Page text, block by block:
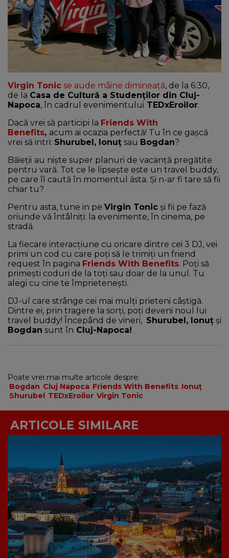
NEWS
CONTUL MEU
Virgin Tonic se aude mâine dimineață, de la 6:30,
de la Casa de Cultură a Studenților din Cluj-
Napoca, în cadrul evenimentului TEDxEroilor.
Dacă vrei să participi la Friends With
Benefits, acum ai ocazia perfectă! Tu în ce gașcă
vrei să intri: Shurubel, Ionuț sau Bogdan?
Băieții au niște super planuri de vacanță pregătite
pentru vară. Tot ce le lipsește este un travel buddy,
pe care îl caută în momentul ăsta. Și n-ar fi tare să fii
chiar tu?
Pentru asta, tune in pe Virgin Tonic și fii pe fază
oriunde vă întâlniți: la evenimente, în cinema, pe
stradă.
La fiecare interacțiune cu oricare dintre cei 3 DJ, vei
primi un cod cu care poți să le trimiți un friend
request în pagina Friends With Benefits. Poți să
primești coduri de la toți sau doar de la unul. Tu
alegi cu cine te împrietenești.
DJ-ul care strânge cei mai mulți prieteni câștigă.
Dintre ei, prin tragere la sorți, poți deveni noul lui
travel buddy! Începând de vineri, Shurubel, Ionuț și
Bogdan sunt în Cluj-Napoca!
Poate vrei mai multe articole despre:
Bogdan Cluj Napoca Friends With Benefits Ionuț
Shurubel TEDxEroilor Virgin Tonic
ARTICOLE SIMILARE